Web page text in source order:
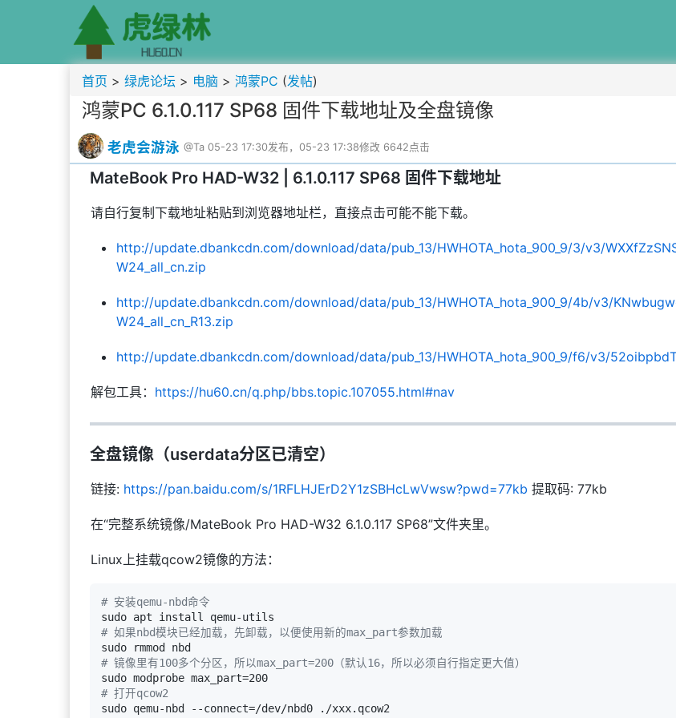
首页 > 绿虎论坛 > 电脑 > 鸿蒙PC (发帖)
鸿蒙PC 6.1.0.117 SP68 固件下载地址及全盘镜像
老虎会游泳 @Ta 05-23 17:30发布，05-23 17:38修改 6642点击
MateBook Pro HAD-W32 | 6.1.0.117 SP68 固件下载地址
请自行复制下载地址粘贴到浏览器地址栏，直接点击可能不能下载。
http://update.dbankcdn.com/download/data/pub_13/HWHOTA_hota_900_9/3/v3/
W24_all_cn.zip
http://update.dbankcdn.com/download/data/pub_13/HWHOTA_hota_900_9/4b/v3/
W24_all_cn_R13.zip
http://update.dbankcdn.com/download/data/pub_13/HWHOTA_hota_900_9/f6/v3/
解包工具： https://hu60.cn/q.php/bbs.topic.107055.html#nav
全盘镜像（userdata分区已清空）
链接: https://pan.baidu.com/s/1RFLHJErD2Y1zSBHcLwVwsw?pwd=77kb 提取码: 77kb
在“完整系统镜像/MateBook Pro HAD-W32 6.1.0.117 SP68”文件夹里。
Linux上挂载qcow2镜像的方法：
# 安装qemu-nbd命令
# 如果nbd模块已经加载，先卸载，以便使用新的max_part参数加载
sudo rmmod nbd
# 镜像里有100多个分区，所以max_part=200（默认16，所以必须自行指定更大值）
sudo modprobe max_part=200
# 打开qcow2